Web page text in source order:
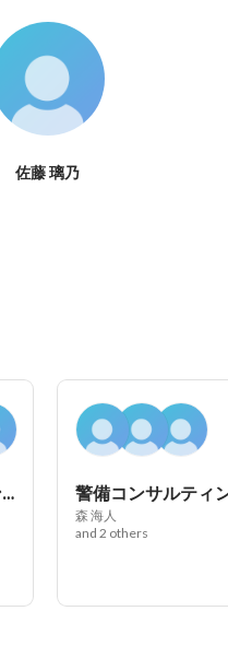
佐藤 璃乃
採用コンサルティング
森 海人
and 2 others